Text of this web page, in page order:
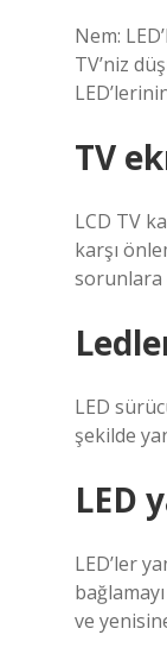
Nem:
TV’niz
TV
LCD TV
karşı
sorunlara
LED
şekilde
LED
LED’ler
ve